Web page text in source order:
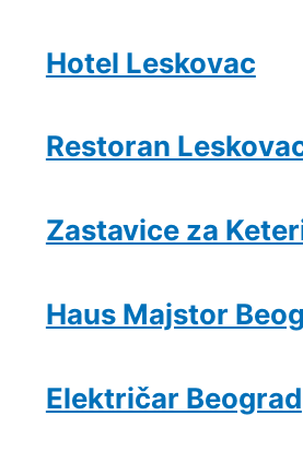
Hotel Leskovac
Restoran
Zastavice za
Haus Majstor
Električar Beograd